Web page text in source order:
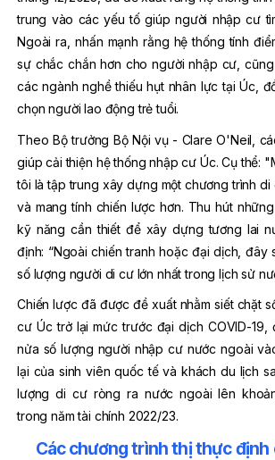
trung vào các yếu tố giúp người nhập cư
Ngoài ra, nhấn mạnh rằng hệ thống tính
sự chắc chắn hơn cho người nhập cư,
các ngành nghề thiếu hụt nhân lực tại Úc,
chọn người lao động trẻ tuổi.
Theo Bộ trưởng Bộ Nội vụ - Clare O'Neil,
giúp cải thiện hệ thống nhập cư Úc. Cụ thể:
tôi là tập trung xây dựng một chương trình di
và mang tính chiến lược hơn. Thu hút
kỹ năng cần thiết để xây dựng tương lai
định: “Ngoài chiến tranh hoặc đại dịch, đây
số lượng người di cư lớn nhất trong lịch sử
Chiến lược đã được đề xuất nhằm siết chặt
cư Úc trở lại mức trước đại dịch COVID-19,
nửa số lượng người nhập cư nước ngoài
lại của sinh viên quốc tế và khách du lịch
lượng di cư ròng ra nước ngoài lên
trong năm tài chính 2022/23.
Các chương trình thị thực định